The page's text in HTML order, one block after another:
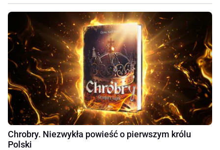
Chrobry. Niezwykła powieść o pierwszym królu
Polski